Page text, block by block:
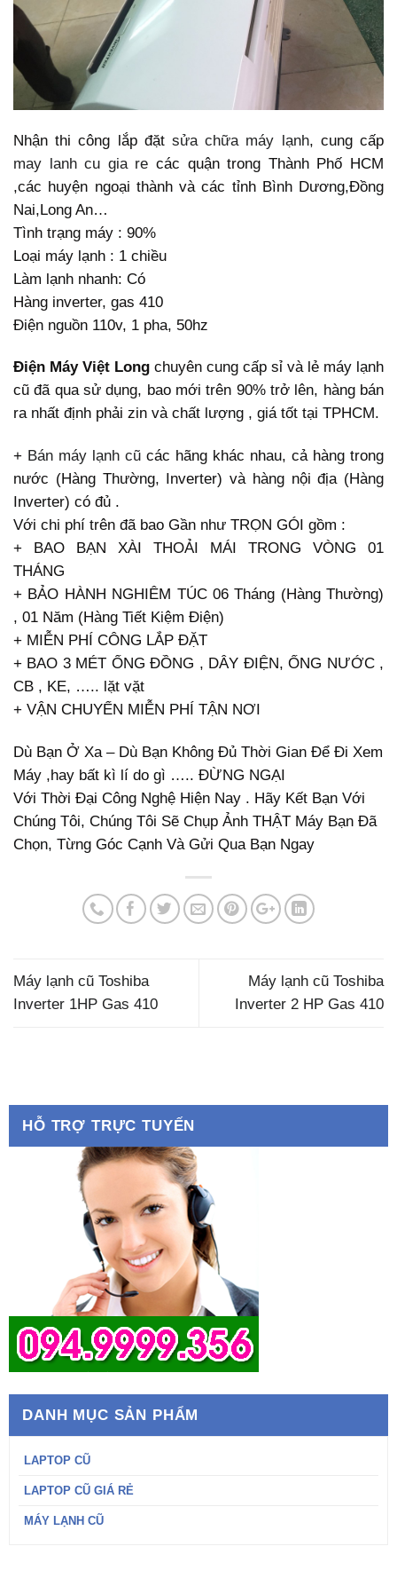
Nhận thi công lắp đặt sửa chữa máy lạnh, cung cấp
may lanh cu gia re các quận trong Thành Phố HCM
,các huyện ngoại thành và các tỉnh Bình Dương,Đồng
Nai,Long An…
Tình trạng máy : 90%
Loại máy lạnh : 1 chiều
Làm lạnh nhanh: Có
Hàng inverter, gas 410
Điện nguồn 110v, 1 pha, 50hz
Điện Máy Việt Long chuyên cung cấp sỉ và lẻ máy lạnh
cũ đã qua sử dụng, bao mới trên 90% trở lên, hàng bán
ra nhất định phải zin và chất lượng , giá tốt tại TPHCM.
+ Bán máy lạnh cũ các hãng khác nhau, cả hàng trong
nước (Hàng Thường, Inverter) và hàng nội địa (Hàng
Inverter) có đủ .
Với chi phí trên đã bao Gần như TRỌN GÓI gồm :
+ BAO BẠN XÀI THOẢI MÁI TRONG VÒNG 01
THÁNG
+ BẢO HÀNH NGHIÊM TÚC 06 Tháng (Hàng Thường)
, 01 Năm (Hàng Tiết Kiệm Điện)
+ MIỄN PHÍ CÔNG LẮP ĐẶT
+ BAO 3 MÉT ỐNG ĐỒNG , DÂY ĐIỆN, ỐNG NƯỚC ,
CB , KE, ….. lặt vặt
+ VẬN CHUYỂN MIỄN PHÍ TẬN NƠI
Dù Bạn Ở Xa – Dù Bạn Không Đủ Thời Gian Để Đi Xem
Máy ,hay bất kì lí do gì ….. ĐỪNG NGẠI
Với Thời Đại Công Nghệ Hiện Nay . Hãy Kết Bạn Với
Chúng Tôi, Chúng Tôi Sẽ Chụp Ảnh THẬT Máy Bạn Đã
Chọn, Từng Góc Cạnh Và Gửi Qua Bạn Ngay
Máy lạnh cũ Toshiba
Inverter 1HP Gas 410
Máy lạnh cũ Toshiba
Inverter 2 HP Gas 410
HỖ TRỢ TRỰC TUYẾN
DANH MỤC SẢN PHẨM
LAPTOP CŨ
LAPTOP CŨ GIÁ RẺ
MÁY LẠNH CŨ